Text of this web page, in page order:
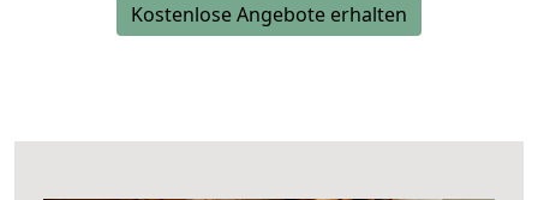
Kostenlose Angebote erhalten